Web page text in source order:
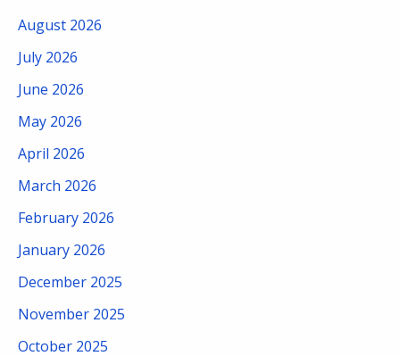
August 2026
July 2026
June 2026
May 2026
April 2026
March 2026
February 2026
January 2026
December 2025
November 2025
October 2025